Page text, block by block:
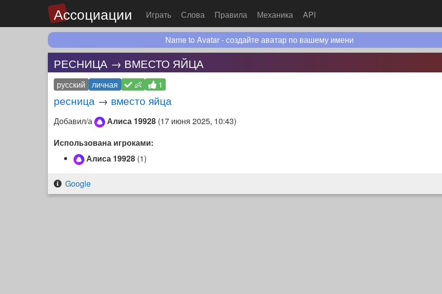
Ассоциации Играть Слова Правила Механика API
Name to Avatar - создайте аватар по вашему имени
РЕСНИЦА → ВМЕСТО ЯЙЦА
русский личная 👶 1
ресница → вместо яйца
Добавил/а Алиса 19928 (17 июня 2025, 10:43)
Использована игроками:
Алиса 19928 (1)
Google